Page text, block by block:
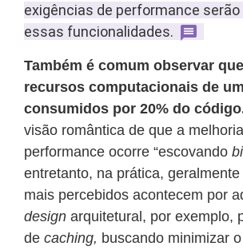
exigências de performance
essas funcionalidades.
Também é comum observar
recursos computacionais de
consumidos por 20% do
visão romântica de que a
performance ocorre “escovando
entretanto, na prática,
mais percebidos acontecem por
design arquitetural, por exemplo,
de caching, buscando minimizar